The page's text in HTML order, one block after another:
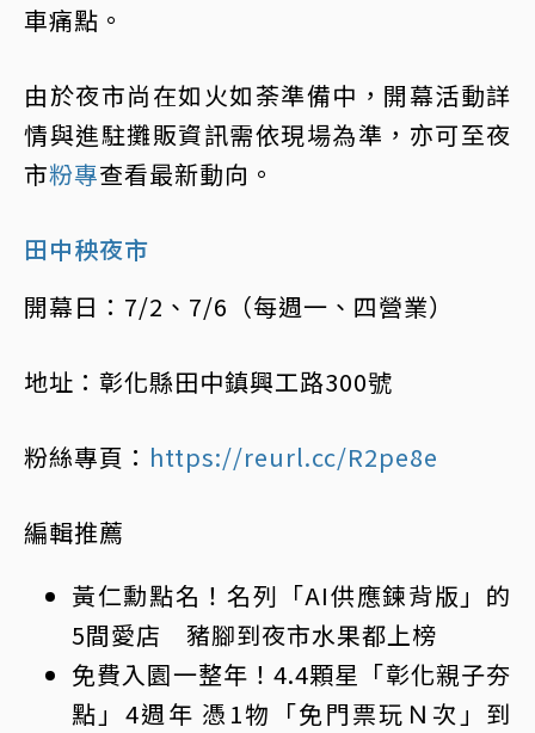
車痛點。
由於夜市尚在如火如荼準備中，開幕活動詳
情與進駐攤販資訊需依現場為準，亦可至夜
市粉專查看最新動向。
田中秧夜市
開幕日：7/2、7/6（每週一、四營業）
地址：彰化縣田中鎮興工路300號
粉絲專頁： https://reurl.cc/R2pe8e
編輯推薦
黃仁勳點名！名列「AI供應鍊背版」的
5間愛店 豬腳到夜市水果都上榜
免費入園一整年！4.4顆星「彰化親子夯
點」4週年 憑1物「免門票玩Ｎ次」到